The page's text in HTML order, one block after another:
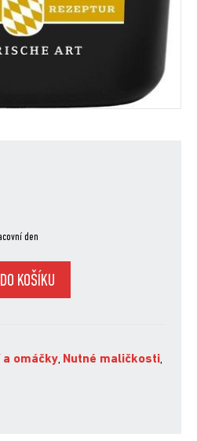
den
KOŠÍKU
a omáčky, Nutné maličkosti,